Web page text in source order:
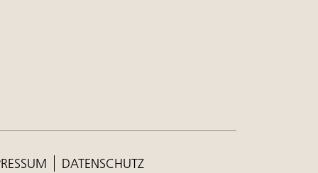
DATENSCHUTZ